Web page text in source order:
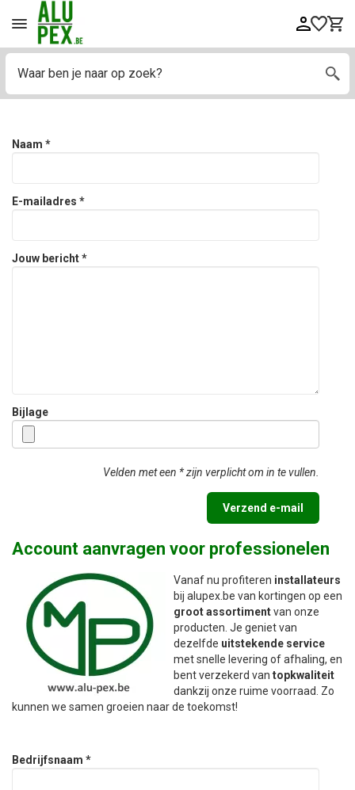
Naam *
E-mailadres *
Jouw bericht *
Bijlage
Velden met een * zijn verplicht om in te vullen.
Verzend e-mail
Account aanvragen voor professionelen
Vanaf nu profiteren installateurs
bij alupex.be van kortingen op een
groot assortimentvan onze
producten. Je geniet van
dezelfde uitstekende service
met snelle levering of afhaling, en
bent verzekerd van topkwaliteit
dankzij onze ruime voorraad. Zo
kunnen we samen groeien naar de toekomst!
Bedrijfsnaam *